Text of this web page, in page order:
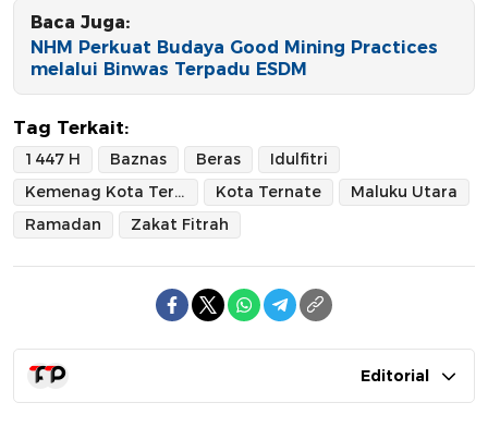
Baca Juga:
NHM Perkuat Budaya Good Mining Practices
melalui Binwas Terpadu ESDM
Tag Terkait:
1447 H Baznas Beras
Idulfitri
Kemenag Kota Ternate
Kota Ternate
Maluku Utara
Ramadan
Zakat Fitrah
Editorial